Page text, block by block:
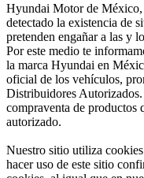
Hyundai Motor de
detectado la existencia de
pretenden engañar a las y
Por este medio te
la marca Hyundai en
oficial de los vehículos,
Distribuidores
compraventa de productos
autorizado.
Nuestro sitio utiliza
hacer uso de este sitio